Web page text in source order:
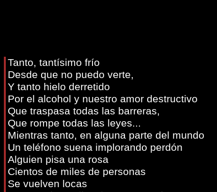
Tanto, tantísimo frío
Desde que no puedo verte,
Y tanto hielo derretido
Por el alcohol y nuestro amor destructivo
Que traspasa todas las barreras,
Que rompe todas las leyes...
Mientras tanto, en alguna parte del mundo
Un teléfono suena implorando perdón
Alguien pisa una rosa
Cientos de miles de personas
Se vuelven locas